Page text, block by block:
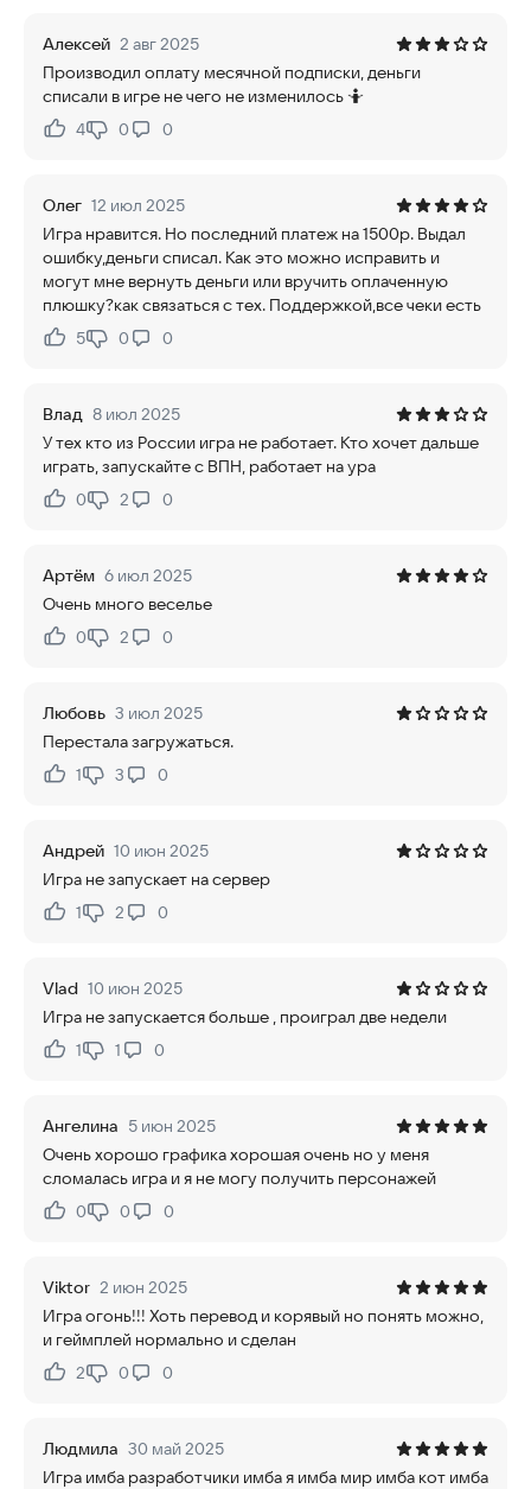
Алексей 2 авг 2025
Производил оплату месячной подписки, деньги
списали в игре не чего не изменилось 🤷
Нравится:
4Не нравится:
0 0
Олег 12 июл 2025
Игра нравится. Но последний платеж на 1500р. Выдал
ошибку,деньги списал. Как это можно исправить и
могут мне вернуть деньги или вручить оплаченную
плюшку?как связаться с тех. Поддержкой,все чеки есть
Нравится:
5Не нравится:
0 0
Влад 8 июл 2025
У тех кто из России игра не работает. Кто хочет дальше
играть, запускайте с ВПН, работает на ура
Нравится:
0Не нравится:
2 0
Артём 6 июл 2025
Очень много веселье
Нравится:
0Не нравится:
2 0
Любовь 3 июл 2025
Перестала загружаться.
Нравится:
1Не нравится:
3 0
Андрей 10 июн 2025
Игра не запускает на сервер
Нравится:
1Не нравится:
2 0
Vlad 10 июн 2025
Игра не запускается больше , проиграл две недели
Нравится:
1Не нравится:
1 0
Ангелина 5 июн 2025
Очень хорошо графика хорошая очень но у меня
сломалась игра и я не могу получить персонажей
Нравится:
0Не нравится:
0 0
Viktor 2 июн 2025
Игра огонь!!! Хоть перевод и корявый но понять можно,
и геймплей нормально и сделан
Нравится:
2Не нравится:
0 0
Людмила 30 май 2025
Игра имба разработчики имба я имба мир имба кот имба